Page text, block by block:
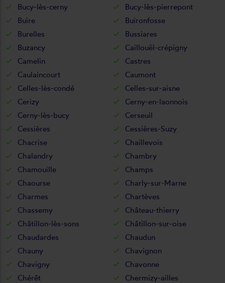
Bucy-lès-cerny
Bucy-lès-pierrepont
Buire
Buironfosse
Burelles
Bussiares
Buzancy
Caillouël-crépigny
Camelin
Castres
Caulaincourt
Caumont
Celles-lès-condé
Celles-sur-aisne
Cerizy
Cerny-en-laonnois
Cerny-lès-bucy
Cerseuil
Cessières
Cessières-Suzy
Chacrise
Chaillevois
Chalandry
Chambry
Chamouille
Champs
Chaourse
Charly-sur-Marne
Charmes
Chartèves
Chassemy
Château-thierry
Châtillon-lès-sons
Châtillon-sur-oise
Chaudardes
Chaudun
Chauny
Chavignon
Chavigny
Chavonne
Chérêt
Chermizy-ailles